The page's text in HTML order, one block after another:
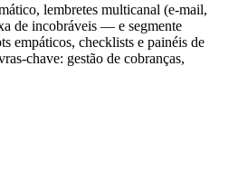
lembretes multicanal (e-mail,
de incobráveis — e segmente
empáticos, checklists e painéis de
chave: gestão de cobranças,